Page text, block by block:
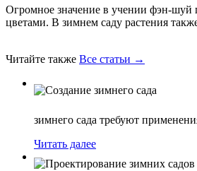
Огромное значение в учении фэн-шуй
цветами. В зимнем саду растения
Читайте также Все статьи →
зимнего сада требуют
Читать далее